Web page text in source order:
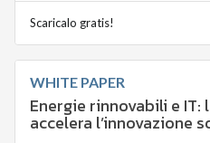
Scaricalo gratis!
WHITE PAPER
Energie rinnovabili e IT:
accelera l’innovazione